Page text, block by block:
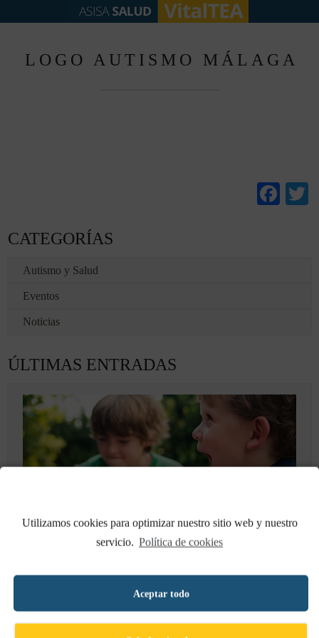
Utilizamos cookies para optimizar nuestro sitio web y nuestro
servicio. Política de cookies
Aceptar todo
LOGO AUTISMO MÁLAGA
CATEGORÍAS
Autismo y Salud
Eventos
Noticias
ÚLTIMAS ENTRADAS